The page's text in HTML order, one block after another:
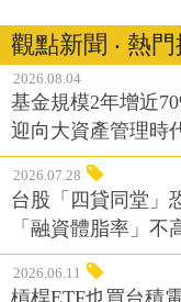
觀點新聞 ‧ 熱
2026.08.04
基金規模2年增近
迎向大資產管理時
2026.07.28
台股「四貸同堂」
「融資體脂率」不
2026.06.11
槓桿ETF也買台積